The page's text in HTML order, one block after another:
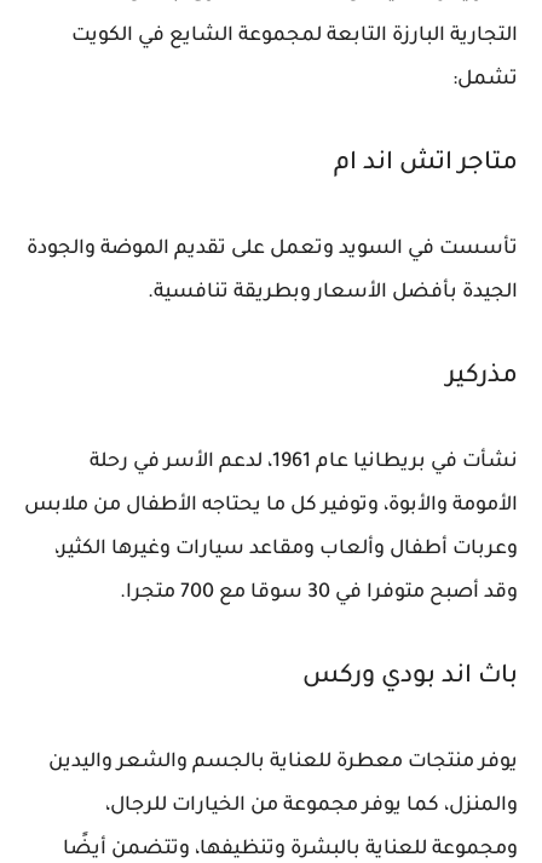
التجارية البارزة التابعة لمجموعة الشايع في الكويت
تشمل:
متاجر اتش اند ام
تأسست في السويد وتعمل على تقديم الموضة والجودة
الجيدة بأفضل الأسعار وبطريقة تنافسية.
مذركير
نشأت في بريطانيا عام 1961، لدعم الأسر في رحلة
الأمومة والأبوة، وتوفير كل ما يحتاجه الأطفال من ملابس
وعربات أطفال وألعاب ومقاعد سيارات وغيرها الكثير،
وقد أصبح متوفرا في 30 سوقا مع 700 متجرا.
باث اند بودي وركس
يوفر منتجات معطرة للعناية بالجسم والشعر واليدين
والمنزل، كما يوفر مجموعة من الخيارات للرجال،
ومجموعة للعناية بالبشرة وتنظيفها، وتتضمن أيضًا